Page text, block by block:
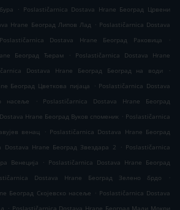
. Poslastičarnica Dostava Hrane Београд Црвени
Hrane Београд Липов Лад . Poslastičarnica Dostava
Poslastičarnica Dostava Hrane Београд Раковица
.
Београд Ђерам
.
Poslastičarnica Dostava Hrane
Dostava Hrane Београд Београд на води
.
Београд Цветкова пијаца
. Poslastičarnica Dostava
насеље
.
Poslastičarnica Dostava Hrane Београд
Hrane Београд Вуков споменик . Poslastičarnica
венац
. Poslastičarnica Dostava Hrane Београд
Dostava Hrane Београд Звездара 2 . Poslastičarnica
Венеција
. Poslastičarnica Dostava Hrane Београд
Dostava Hrane Београд Зелено брдо
.
Београд Скојевско насеље . Poslastičarnica Dostava
.